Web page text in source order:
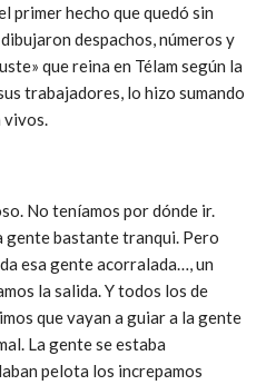
primer hecho que quedó sin
despachos, números y
que reina en Télam según la
trabajadores, lo hizo sumando
No teníamos por dónde ir.
gente bastante tranqui. Pero
esa gente acorralada…, un
la salida. Y todos los de
que vayan a guiar a la gente
La gente se estaba
pelota los increpamos